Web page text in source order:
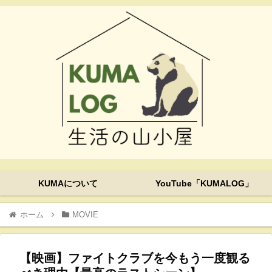
KUMAについて YouTube「KUMALOG」
ホーム MOVIE
【映画】ファイトクラブを今もう一度観る